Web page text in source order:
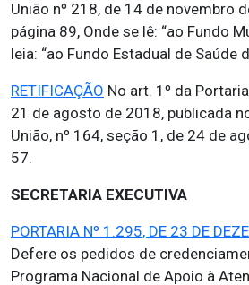
União nº 218, de 14 de novembro
página 89, Onde se lê: “ao Fundo
leia: “ao Fundo Estadual de Saúde
RETIFICAÇÃO No art. 1º da
21 de agosto de 2018, publicada
União, nº 164, seção 1, de 24 de
57.
SECRETARIA EXECUTIVA
PORTARIA Nº 1.295, DE 23 DE
Defere os pedidos de
Programa Nacional de Apoio à